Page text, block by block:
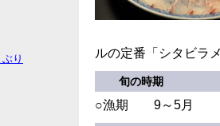
り
ルの定番「シタビラ
旬の時期
○漁期 9～5月